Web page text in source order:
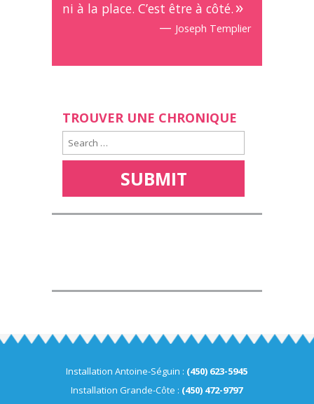
ni à la place. C’est être à côté.
— Joseph Templier
TROUVER UNE CHRONIQUE
Installation Antoine-Séguin : (450) 623-5945
Installation Grande-Côte : (450) 472-9797